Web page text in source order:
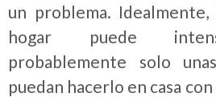
un problema.
hogar puede
probablemente solo
puedan hacerlo en casa